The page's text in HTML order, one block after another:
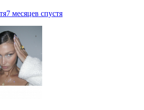
7 месяцев спустя